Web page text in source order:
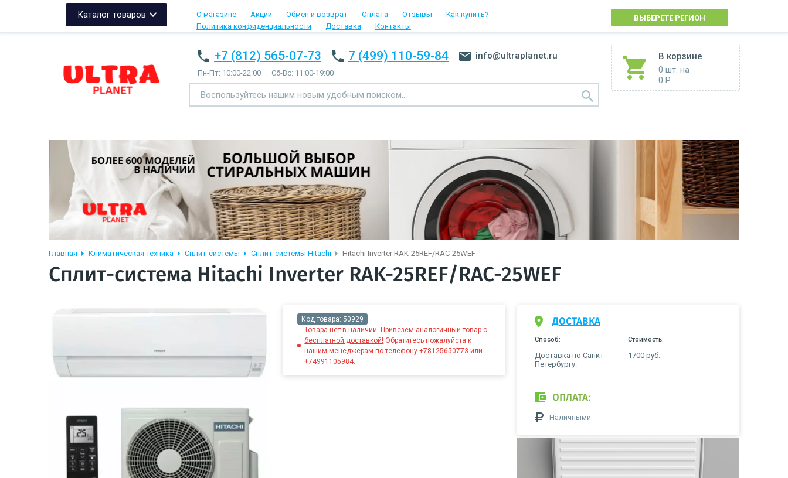
Каталог товаров О магазине Акции Обмен и возврат Оплата Отзывы
Как купить?
Политика конфиденциальности
Доставка Контакты
ВЫБЕРЕТЕ РЕГИОН
В корзине
0 шт. на
0 Р
+7 (812) 565-07-73 7 (499) 110-59-84 info@ultraplanet.ru
Пн-Пт: 10:00-22:00 Сб-Вс: 11:00-19:00
Главная Климатическая техника Сплит-системы Сплит-системы Hitachi Hitachi Inverter RAK-25REF/RAC-25WEF
Сплит-система Hitachi Inverter RAK-25REF/RAC-25WEF
Код товара: 50929
Товара нет в наличии.Привезём аналогичный товар с
бесплатной доставкой! Обратитесь пожалуйста к
нашим менеджерам по телефону +78125650773 или
+74991105984.
ДОСТАВКА
Способ: Стоимость:
Доставка по Санкт-
Петербургу:
1700 руб.
ОПЛАТА:
Наличными